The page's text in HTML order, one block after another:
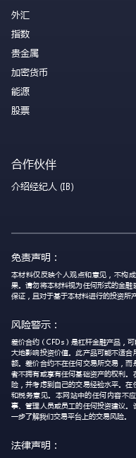
外汇
指数
贵金属
加密货币
能源
股票
合作伙伴
介绍经纪人 (IB)
免责声明：
本材料仅反映个人观点和意见，不构
果。请勿将本材料视为任何形式的金
保证，且对于基于本材料进行的投资所
风险警示：
差价合约（CFDs）是杠杆金融产品，
大地影响投资价值。此产品可能不适
额。差价合约不在任何交易所交易，
者不拥有或享有任何基础资产的权利
险，并考虑到自己的交易经验水平。
和税务意见。本网站中的任何内容不
事、管理人员或员工的任何投资建议
一步了解我们交易平台上的交易风险。
法律声明：